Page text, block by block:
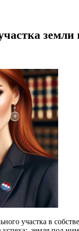
участка в